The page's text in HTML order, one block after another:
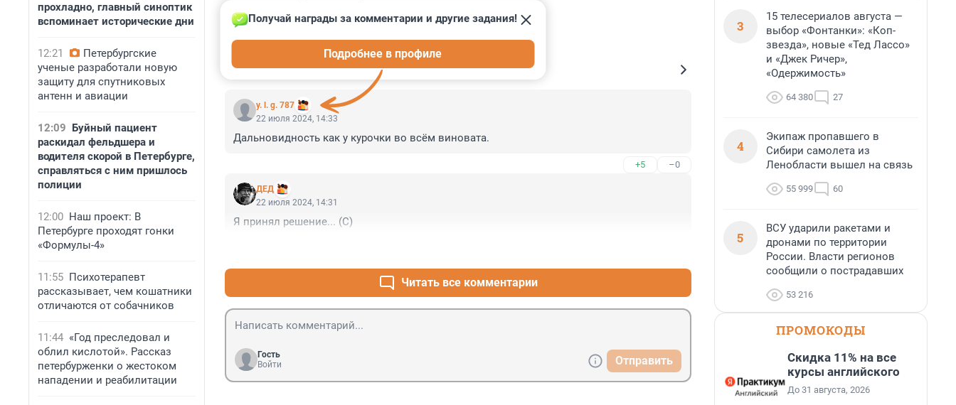
прохладно, главный синоптик
вспоминает исторические дни
12:21
Петербургские
ученые разработали новую
защиту для спутниковых
антенн и авиации
12:09 Буйный пациент
раскидал фельдшера и
водителя скорой в Петербурге,
справляться с ним пришлось
полиции
12:00 Наш проект: В
Петербурге проходят гонки
«Формулы-4»
11:55 Психотерапевт
рассказывает, чем кошатники
отличаются от собачников
11:44 «Год преследовал и
облил кислотой». Рассказ
петербурженки о жестоком
нападении и реабилитации
КОММЕНТАРИИ 11
y. l. g. 787
Получай награды за комментарии и другие задания!
Подробнее в профиле
22 июля 2024, 14:33
Дальновидность как у курочки во всём виновата.
+5 –0
ДЕД
22 июля 2024, 14:31
Я принял решение... (С)
Читать все комментарии
Гость
Войти
Отправить
3
15 телесериалов августа —
выбор «Фонтанки»: «Коп-
звезда», новые «Тед Лассо»
и «Джек Ричер»,
«Одержимость»
64 380 27
4
Экипаж пропавшего в
Сибири самолета из
Ленобласти вышел на связь
55 999 60
5
ВСУ ударили ракетами и
дронами по территории
России. Власти регионов
сообщили о пострадавших
53 216
ПРОМОКОДЫ
Скидка 11% на все
курсы английского
До 31 августа, 2026